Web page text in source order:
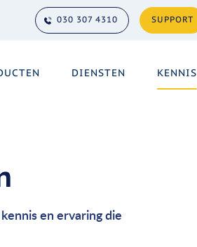
030 307 4310 SUPPORT
DIENSTEN KENNIS
en ervaring die